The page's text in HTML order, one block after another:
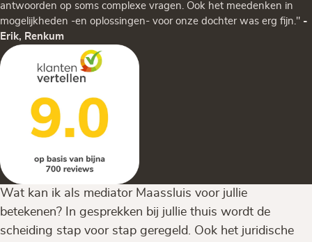
antwoorden op soms complexe vragen. Ook het meedenken in
mogelijkheden -en oplossingen- voor onze dochter was erg fijn." -
Erik, Renkum
Wat kan ik als mediator Maassluis voor jullie
betekenen? In gesprekken bij jullie thuis wordt de
scheiding stap voor stap geregeld. Ook het juridische